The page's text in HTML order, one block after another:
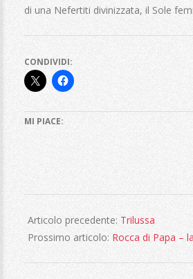
di una Nefertiti divinizzata, il Sole
CONDIVIDI:
MI PIACE:
07-
17
Articolo precedente: Trilussa
Prossimo articolo: Rocca di Papa –